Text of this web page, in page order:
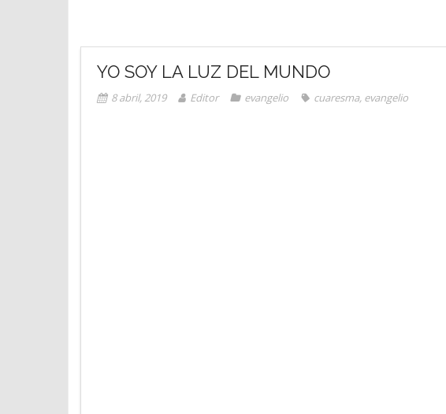
YO SOY LA LUZ DEL MUNDO
8 abril, 2019 Editor evangelio cuaresma, evangelio